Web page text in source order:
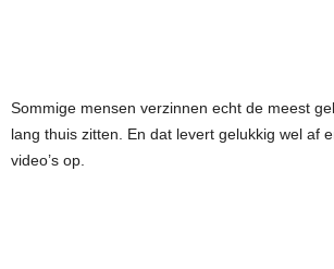
Sommige mensen verzinnen echt de meest
lang thuis zitten. En dat levert gelukkig wel af
video’s op.